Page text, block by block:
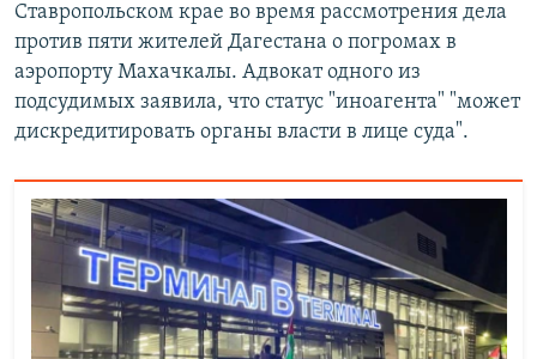
Ставропольском крае во время рассмотрения дела
против пяти жителей Дагестана о погромах в
аэропорту Махачкалы. Адвокат одного из
подсудимых заявила, что статус "иноагента" "может
дискредитировать органы власти в лице суда".